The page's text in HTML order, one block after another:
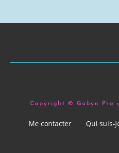
Copyright © Gabyn Pro
Me contacter Qui suis-